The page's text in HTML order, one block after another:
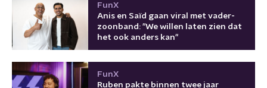
FunX
Anis en Saïd gaan viral met vader-
zoonband: "We willen laten zien dat
het ook anders kan"
FunX
Ruben pakte binnen twee jaar